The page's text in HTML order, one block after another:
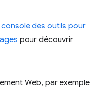
console des outils pour
pour découvrir
Web, par exemple